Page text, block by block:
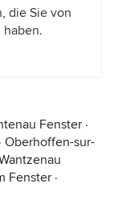
die Sie von
haben.
Fenster ·
· Oberhoffen-sur-
Fenster ·